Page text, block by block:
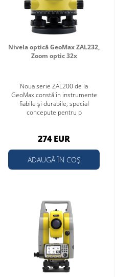
Nivela optică GeoMax ZAL232,
Zoom optic 32x
Noua serie ZAL200 de la
GeoMax constă în instrumente
fiabile și durabile, special
concepute pentru p
274 EUR
ADAUGĂ ÎN COȘ